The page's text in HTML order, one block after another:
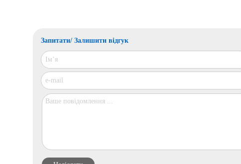
Запитати/ Залишити відгук